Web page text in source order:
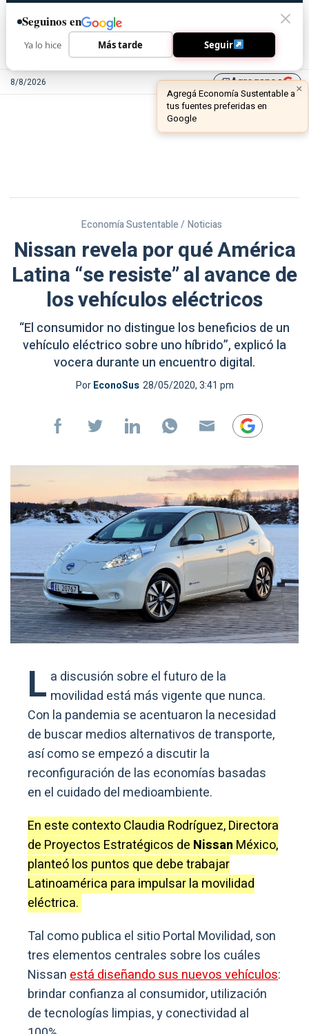
8/8/2026 library_addAgreganos
Economía Sustentable / Noticias
Nissan revela por qué América
Latina “se resiste” al avance de
los vehículos eléctricos
“El consumidor no distingue los beneficios de un
vehículo eléctrico sobre uno híbrido”, explicó la
vocera durante un encuentro digital.
PorEconoSus 28/05/2020, 3:41 pm
L a discusión sobre el futuro de la
movilidad está más vigente que nunca.
Con la pandemia se acentuaron la necesidad
de buscar medios alternativos de transporte,
así como se empezó a discutir la
reconfiguración de las economías basadas
en el cuidado del medioambiente.
En este contexto Claudia Rodríguez, Directora
de Proyectos Estratégicos de Nissan México,
planteó los puntos que debe trabajar
Latinoamérica para impulsar la movilidad
eléctrica.
Tal como publica el sitio Portal Movilidad, son
tres elementos centrales sobre los cuáles
Nissanestá diseñando sus nuevos vehículos:
brindar confianza al consumidor, utilización
de tecnologías limpias, y conectividad al
Seguinos en
Ya lo hice Más tarde Seguir